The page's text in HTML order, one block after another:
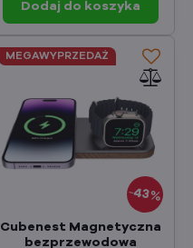
Dodaj do koszyka
43%
MEGAWYPRZEDAŻ
Cubenest Magnetyczna
bezprzewodowa